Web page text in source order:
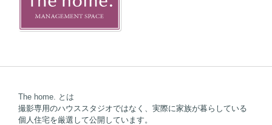
The home. とは
撮影専用のハウススタジオではなく、実際に家族が暮らしている
個人住宅を厳選して公開しています。